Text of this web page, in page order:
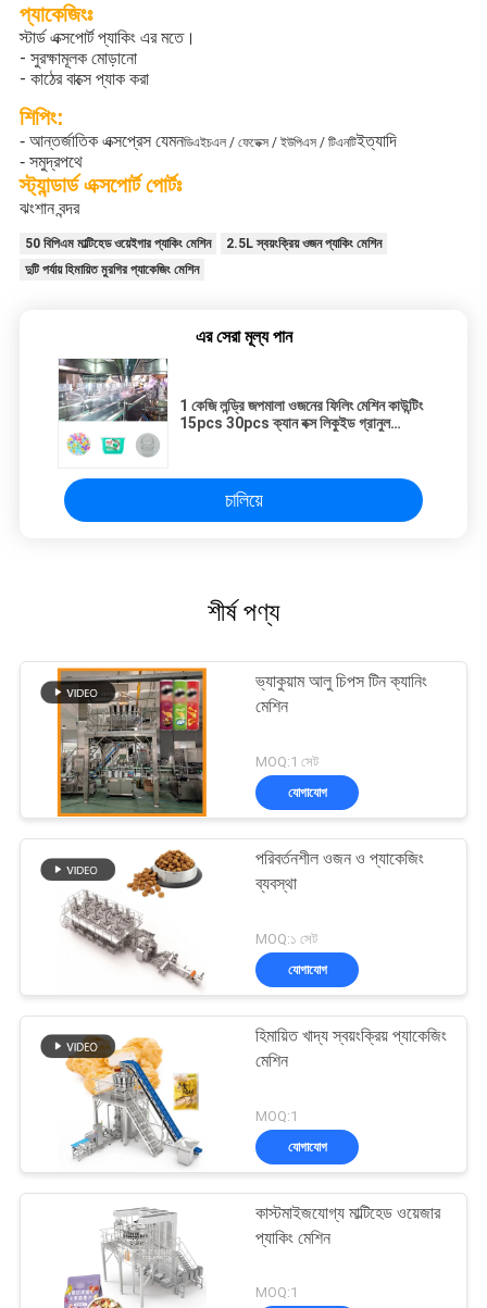
প্যাকেজিংঃ
স্টার্ড এক্সপোর্ট প্যাকিং এর মতে।
- সুরক্ষামূলক মোড়ানো
- কাঠের বাক্সে প্যাক করা
শিপিং:
- আন্তর্জাতিক এক্সপ্রেস যেমনডিএইচএল / ফেডেক্স / ইউপিএস / টিএনটিইত্যাদি
- সমুদ্রপথে
স্ট্যান্ডার্ড এক্সপোর্ট পোর্টঃ
ঝংশান বন্দর
50 বিপিএম মাল্টিহেড ওয়েইগার প্যাকিং মেশিন
2.5L স্বয়ংক্রিয় ওজন প্যাকিং মেশিন
দুটি পর্যায় হিমায়িত মুরগির প্যাকেজিং মেশিন
এর সেরা মূল্য পান
1 কেজি লন্ড্রি জপমালা ওজনের ফিলিং মেশিন কাউন্টিং
15pcs 30pcs ক্যান বক্স লিকুইড গ্রানুল
চালিয়ে
শীর্ষ পণ্য
ভ্যাকুয়াম আলু চিপস টিন ক্যানিং
মেশিন
MOQ:1 সেট
যোগাযোগ
পরিবর্তনশীল ওজন ও প্যাকেজিং
ব্যবস্থা
MOQ:১ সেট
যোগাযোগ
হিমায়িত খাদ্য স্বয়ংক্রিয় প্যাকেজিং
মেশিন
MOQ:1
যোগাযোগ
কাস্টমাইজযোগ্য মাল্টিহেড ওয়েজার
প্যাকিং মেশিন
MOQ:1